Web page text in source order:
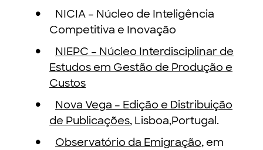
NICIA – Núcleo de Inteligência
Competitiva e Inovação
NIEPC – Núcleo Interdisciplinar de
Estudos em Gestão de Produção e
Custos
Nova Vega – Edição e Distribuição
de Publicações, Lisboa,Portugal.
Observatório da Emigração, em